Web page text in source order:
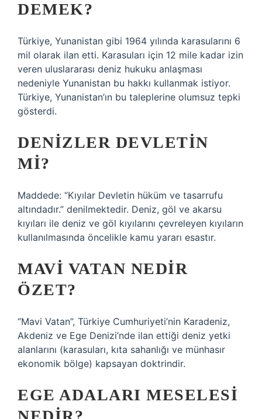
DEMEK?
Türkiye, Yunanistan gibi 1964 yılında karasularını 6
mil olarak ilan etti. Karasuları için 12 mile kadar izin
veren uluslararası deniz hukuku anlaşması
nedeniyle Yunanistan bu hakkı kullanmak istiyor.
Türkiye, Yunanistan’ın bu taleplerine olumsuz tepki
gösterdi.
DENIZLER DEVLETIN
MI?
Maddede: “Kıyılar Devletin hüküm ve tasarrufu
altındadır.” denilmektedir. Deniz, göl ve akarsu
kıyıları ile deniz ve göl kıyılarını çevreleyen kıyıların
kullanılmasında öncelikle kamu yararı esastır.
MAVI VATAN NEDIR
ÖZET?
“Mavi Vatan”, Türkiye Cumhuriyeti’nin Karadeniz,
Akdeniz ve Ege Denizi’nde ilan ettiği deniz yetki
alanlarını (karasuları, kıta sahanlığı ve münhasır
ekonomik bölge) kapsayan doktrindir.
EGE ADALARI MESELESI